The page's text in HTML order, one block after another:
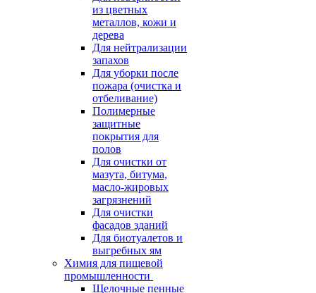
из цветных
металлов, кожи и
дерева
Для нейтрализации
запахов
Для уборки после
пожара (очистка и
отбеливание)
Полимерные
защитные
покрытия для
полов
Для очистки от
мазута, битума,
масло-жировых
загрязнений
Для очистки
фасадов зданий
Для биотуалетов и
выгребных ям
Химия для пищевой
промышленности
Щелочные пенные